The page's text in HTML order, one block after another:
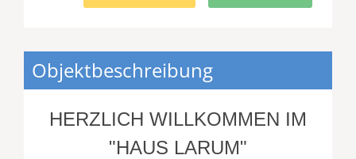
Objektbeschreibung
HERZLICH WILLKOMMEN IM
"HAUS LARUM"